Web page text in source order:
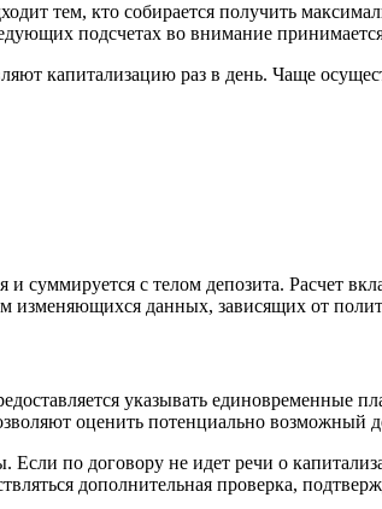
тем, кто собирается получить
подсчетах во внимание
капитализацию раз в день. Чаще
суммируется с телом депозита. Расчет
изменяющихся данных, зависящих от
указывать единовременные
оценить потенциально возможный
по договору не идет речи о
дополнительная проверка,